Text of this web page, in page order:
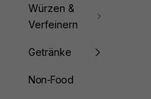
Würzen &
Verfeinern
Getränke
Non-Food